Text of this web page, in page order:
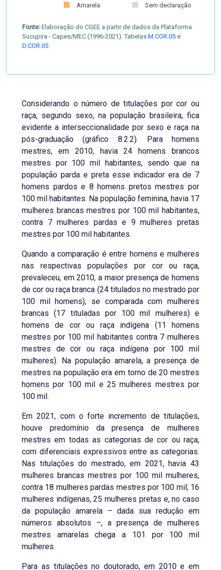
Amarela
Sem declaração
Fonte: Elaboração do CGEE a partir de dados da Plataforma
Sucupira - Capes/MEC (1996-2021). Tabelas M.COR.05 e
D.COR.05
Considerando o número de titulações por cor ou
raça, segundo sexo, na população brasileira, fica
evidente a interseccionalidade por sexo e raça na
pós-graduação (gráfico 8.2.2). Para homens
mestres, em 2010, havia 24 homens brancos
mestres por 100 mil habitantes, sendo que na
população parda e preta esse indicador era de 7
homens pardos e 8 homens pretos mestres por
100 mil habitantes. Na população feminina, havia 17
mulheres brancas mestres por 100 mil habitantes,
contra 7 mulheres pardas e 9 mulheres pretas
mestres por 100 mil habitantes.
Quando a comparação é entre homens e mulheres
nas respectivas populações por cor ou raça,
prevaleceu, em 2010, a maior presença de homens
de cor ou raça branca (24 titulados no mestrado por
100 mil homens), se comparada com mulheres
brancas (17 tituladas por 100 mil mulheres) e
homens de cor ou raça indígena (11 homens
mestres por 100 mil habitantes contra 7 mulheres
mestres de cor ou raça indígena por 100 mil
mulheres). Na população amarela, a presença de
mestres na população era em torno de 20 mestres
homens por 100 mil e 25 mulheres mestres por
100 mil.
Em 2021, com o forte incremento de titulações,
houve predomínio da presença de mulheres
mestres em todas as categorias de cor ou raça,
com diferenciais expressivos entre as categorias.
Nas titulações do mestrado, em 2021, havia 43
mulheres brancas mestres por 100 mil mulheres,
contra 18 mulheres pardas mestres por 100 mil; 16
mulheres indígenas, 25 mulheres pretas e, no caso
da população amarela – dada sua redução em
números absolutos –, a presença de mulheres
mestres amarelas chega a 101 por 100 mil
mulheres.
Para as titulações no doutorado, em 2010 e em